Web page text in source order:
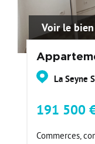
Voir le bien
La Seyne
191 500
Commerces,